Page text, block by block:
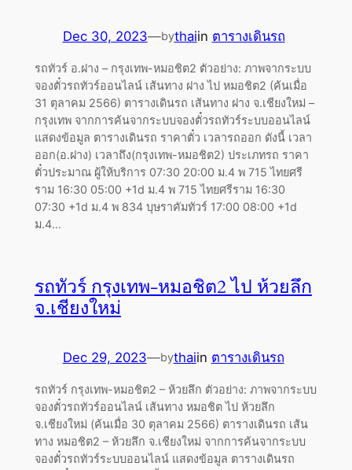
Dec 30, 2023—bythaiin ตารางเดินรถ
รถทัวร์ อ.ฝาง – กรุงเทพ-หมอชิต2 ตัวอย่าง: ภาพจากระบบ
จองตั๋วรถทัวร์ออนไลน์ เส้นทาง ฝาง ไป หมอชิต2 (ค้นเมื่อ
31 ตุลาคม 2566) ตารางเดินรถ เส้นทาง ฝาง จ.เชียงใหม่ –
กรุงเทพ จากการค้นจากระบบจองตั๋วรถทัวร์ระบบออนไลน์
แสดงข้อมูล ตารางเดินรถ ราคาตั๋ว เวลารถออก ดังนี้ เวลา
ออก(อ.ฝาง) เวลาถึง(กรุงเทพ-หมอชิต2) ประเภทรถ ราคา
ตั๋วประมาณ ผู้ให้บริการ 07:30 20:00 ม.4 พ 715 ไทยศรี
ราม 16:30 05:00 +1d ม.4 พ 715 ไทยศรีราม 16:30
07:30 +1d ม.4 พ 834 บุษราคัมทัวร์ 17:00 08:00 +1d
ม.4…
รถทัวร์ กรุงเทพ-หมอชิต2 ไป ห้วยลึก
จ.เชียงใหม่
Dec 29, 2023—bythaiin ตารางเดินรถ
รถทัวร์ กรุงเทพ-หมอชิต2 – ห้วยลึก ตัวอย่าง: ภาพจากระบบ
จองตั๋วรถทัวร์ออนไลน์ เส้นทาง หมอชิต ไป ห้วยลึก
จ.เชียงใหม่ (ค้นเมื่อ 30 ตุลาคม 2566) ตารางเดินรถ เส้น
ทาง หมอชิต2 – ห้วยลึก จ.เชียงใหม่ จากการค้นจากระบบ
จองตั๋วรถทัวร์ระบบออนไลน์ แสดงข้อมูล ตารางเดินรถ